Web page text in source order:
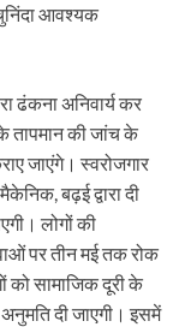
आवश्यक
ढंकना अनिवार्य कर
तापमान की जांच के
जाएंगे। स्वरोजगार
बढ़ई द्वारा दी
लोगों की
पर तीन मई तक रोक
को सामाजिक दूरी के
दी जाएगी। इसमें